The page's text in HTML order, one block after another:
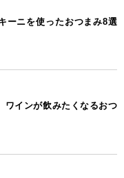
ーニを使ったおつまみ8選
インが飲みたくなるおつ